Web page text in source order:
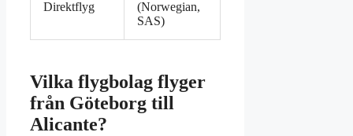
Direktflyg
(Norwegian,
SAS)
Vilka flygbolag flyger
från Göteborg till
Alicante?